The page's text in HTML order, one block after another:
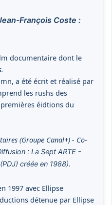
François Coste :
documentaire dont le
a été écrit et réalisé par
les rushs des
éidtions du
(Groupe Canal+) - Co-
: La Sept ARTE -
créée en 1988).
1997 avec Ellipse
détenue par Ellipse